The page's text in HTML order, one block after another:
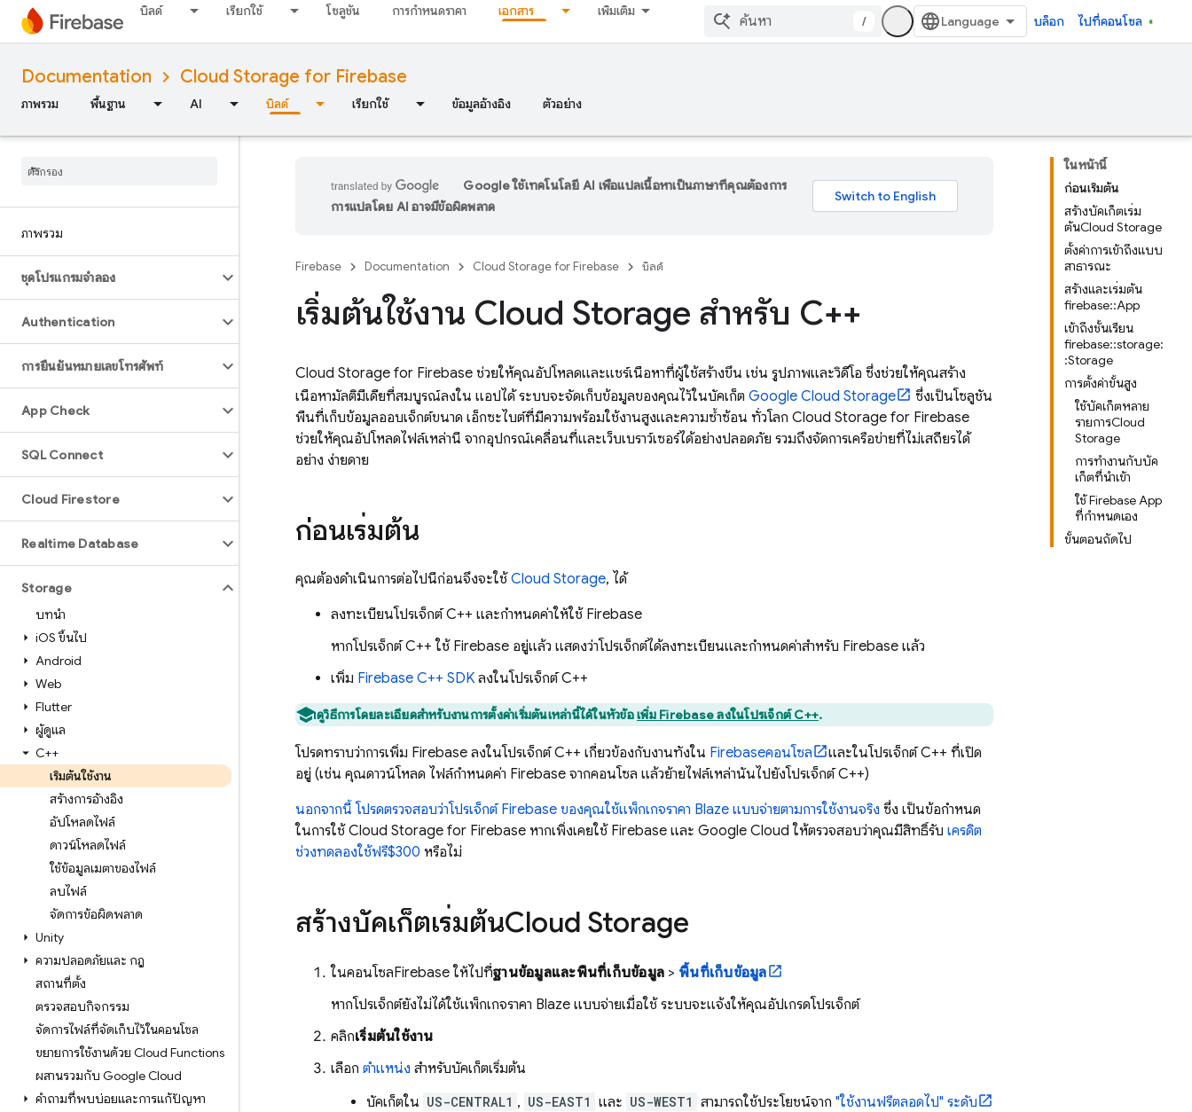
บิลด์ เรียกใช้ โซลูชัน การกำหนดราคา เอกสาร เพิ่มเติม
/ บล็อก ไปที่คอนโซล
Documentation Cloud Storage for Firebase
ภาพรวม พื้นฐาน AI บิลด์ เรียกใช้ ข้อมูลอ้างอิง ตัวอย่าง
ภาพรวม
ชุดโปรแกรมจำลอง
Authentication
การยืนยันหมายเลขโทรศัพท์
App Check
SQL Connect
Cloud Firestore
Realtime Database
Storage
บทนำ
iOS ขึ้นไป
Android
Web
Flutter
ผู้ดูแล
C++
เริ่มต้นใช้งาน
สร้างการอ้างอิง
อัปโหลดไฟล์
ดาวน์โหลดไฟล์
ใช้ข้อมูลเมตาของไฟล์
ลบไฟล์
จัดการข้อผิดพลาด
Unity
ความปลอดภัยและ กฎ
สถานที่ตั้ง
ตรวจสอบกิจกรรม
จัดการไฟล์ที่จัดเก็บไว้ในคอนโซล
ขยายการใช้งานด้วย Cloud Functions
ผสานรวมกับ Google Cloud
คำถามที่พบบ่อยและการแก้ปัญหา
ในหน้านี้
ก่อนเริ่มต้น
สร้างบัคเก็ตเริ่ม
ต้นCloud Storage
ตั้งค่าการเข้าถึงแบบ
สาธารณะ
สร้างและเริ่มต้น
firebase::App
เข้าถึงชั้นเรียน
firebase::storage:
:Storage
การตั้งค่าขั้นสูง
ใช้บัคเก็ตหลาย
รายการCloud
Storage
การทำงานกับบัค
เก็ตที่นำเข้า
ใช้ Firebase App
ที่กำหนดเอง
ขั้นตอนถัดไป
Google ใช้เทคโนโลยี AI เพื่อแปลเนื้อหาเป็นภาษาที่คุณต้องการ
การแปลโดย AI อาจมีข้อผิดพลาด
Firebase Documentation Cloud Storage for Firebase บิลด์
เริ่มต้นใช้งาน Cloud Storage สำหรับ C++
Cloud Storage for Firebase ช่วยให้คุณอัปโหลดและแชร์เนื้อหาที่ผู้ใช้สร้างขึ้น เช่น รูปภาพและวิดีโอ ซึ่งช่วยให้คุณสร้าง
เนื้อหามัลติมีเดียที่สมบูรณ์ลงใน แอปได้ ระบบจะจัดเก็บข้อมูลของคุณไว้ในบัคเก็ต Google Cloud Storage
ซึ่งเป็นโซลูชัน
พื้นที่เก็บข้อมูลออบเจ็กต์ขนาด เอ็กซะไบต์ที่มีความพร้อมใช้งานสูงและความซ้ำซ้อน ทั่วโลก Cloud Storage for Firebase
ช่วยให้คุณอัปโหลดไฟล์เหล่านี้ จากอุปกรณ์เคลื่อนที่และเว็บเบราว์เซอร์ได้อย่างปลอดภัย รวมถึงจัดการเครือข่ายที่ไม่เสถียรได้
อย่าง ง่ายดาย
ก่อนเริ่มต้น
คุณต้องดำเนินการต่อไปนี้ก่อนจึงจะใช้ Cloud Storage, ได้
ลงทะเบียนโปรเจ็กต์ C++ และกำหนดค่าให้ใช้ Firebase
หากโปรเจ็กต์ C++ ใช้ Firebase อยู่แล้ว แสดงว่าโปรเจ็กต์ได้ลงทะเบียนและกำหนดค่าสำหรับ Firebase แล้ว
เพิ่ม Firebase C++ SDK ลงในโปรเจ็กต์ C++
ดูวิธีการโดยละเอียดสำหรับงานการตั้งค่าเริ่มต้นเหล่านี้ได้ในหัวข้อเพิ่ม Firebase ลงในโปรเจ็กต์ C++.
โปรดทราบว่าการเพิ่ม Firebase ลงในโปรเจ็กต์ C++ เกี่ยวข้องกับงานทั้งใน Firebaseคอนโซล
และในโปรเจ็กต์ C++ ที่เปิด
อยู่ (เช่น คุณดาวน์โหลด ไฟล์กำหนดค่า Firebase จากคอนโซล แล้วย้ายไฟล์เหล่านั้นไปยังโปรเจ็กต์ C++)
นอกจากนี้ โปรดตรวจสอบว่าโปรเจ็กต์ Firebase ของคุณใช้แพ็กเกจราคา Blaze แบบจ่ายตามการใช้งานจริง ซึ่ง เป็นข้อกำหนด
ในการใช้ Cloud Storage for Firebase หากเพิ่งเคยใช้ Firebase และ Google Cloud ให้ตรวจสอบว่าคุณมีสิทธิ์รับ เครดิต
ช่วงทดลองใช้ฟรี$300 หรือไม่
สร้างบัคเก็ตเริ่มต้นCloud Storage
ในคอนโซลFirebase ให้ไปที่ฐานข้อมูลและพื้นที่เก็บข้อมูล > พื้นที่เก็บข้อมูล
หากโปรเจ็กต์ยังไม่ได้ใช้แพ็กเกจราคา Blaze แบบจ่ายเมื่อใช้ ระบบจะแจ้งให้คุณอัปเกรดโปรเจ็กต์
คลิกเริ่มต้นใช้งาน
เลือก ตำแหน่ง สำหรับบัคเก็ตเริ่มต้น
บัคเก็ตใน US-CENTRAL1 , US-EAST1 และ US-WEST1 สามารถใช้ประโยชน์จาก "ใช้งานฟรีตลอดไป" ระดับ